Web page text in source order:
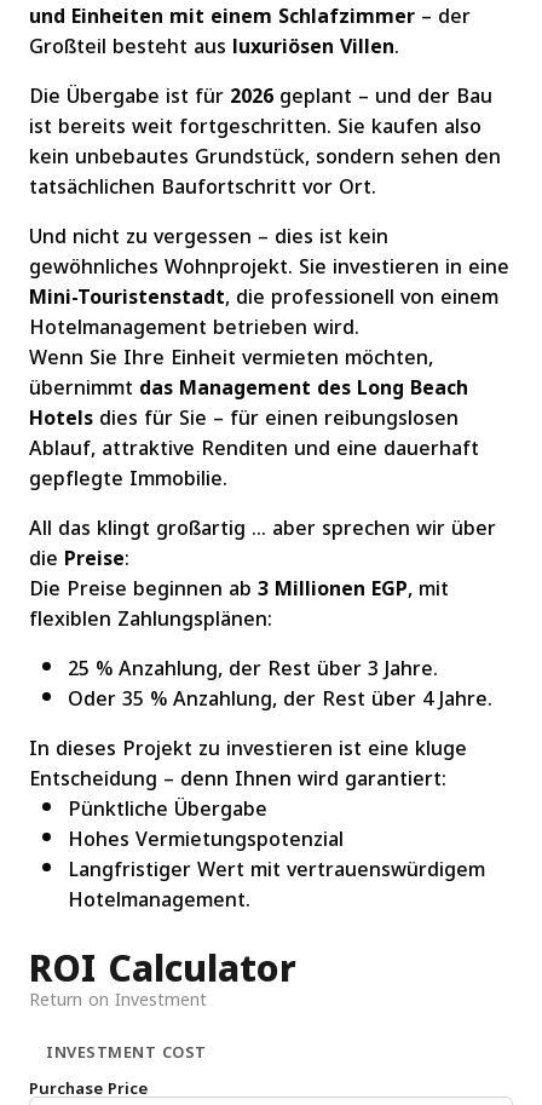
und Einheiten mit einem Schlafzimmer– der
Großteil besteht aus luxuriösen Villen.
Die Übergabe ist für2026geplant – und der Bau
ist bereits weit fortgeschritten. Sie kaufen also
kein unbebautes Grundstück, sondern sehen den
tatsächlichen Baufortschritt vor Ort.
Und nicht zu vergessen – dies ist kein
gewöhnliches Wohnprojekt. Sie investieren in eine
Mini-Touristenstadt, die professionell von einem
Hotelmanagement betrieben wird.
Wenn Sie Ihre Einheit vermieten möchten,
übernimmt das Management des Long Beach
Hotelsdies für Sie – für einen reibungslosen
Ablauf, attraktive Renditen und eine dauerhaft
gepflegte Immobilie.
All das klingt großartig … aber sprechen wir über
die Preise:
Die Preise beginnen ab3 Millionen EGP, mit
flexiblen Zahlungsplänen:
25 % Anzahlung, der Rest über 3 Jahre.
Oder 35 % Anzahlung, der Rest über 4 Jahre.
In dieses Projekt zu investieren ist eine kluge
Entscheidung – denn Ihnen wird garantiert:
Pünktliche Übergabe
Hohes Vermietungspotenzial
Langfristiger Wert mit vertrauenswürdigem
Hotelmanagement.
ROI Calculator
Return on Investment
INVESTMENT COST
Purchase Price